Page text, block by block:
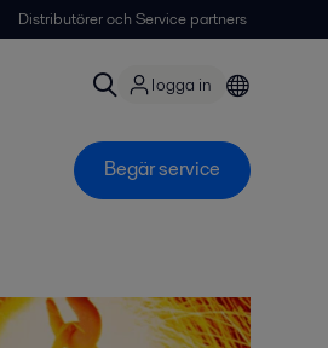
Distributörer och Service partners
logga in
Begär service